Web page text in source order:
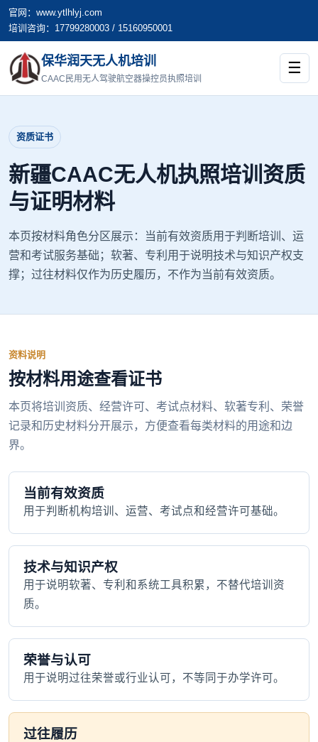
官网：www.ytlhlyj.com
培训咨询：17799280003 / 15160950001
保华润天无人机培训
CAAC民用无人驾驶航空器操控员执照培训
☰
资质证书
新疆CAAC无人机执照培训资质
与证明材料
本页按材料角色分区展示：当前有效资质用于判断培训、运
营和考试服务基础；软著、专利用于说明技术与知识产权支
撑；过往材料仅作为历史履历，不作为当前有效资质。
资料说明
按材料用途查看证书
本页将培训资质、经营许可、考试点材料、软著专利、荣誉
记录和历史材料分开展示，方便查看每类材料的用途和边
界。
当前有效资质
用于判断机构培训、运营、考试点和经营许可基础。
技术与知识产权
用于说明软著、专利和系统工具积累，不替代培训资
质。
荣誉与认可
用于说明过往荣誉或行业认可，不等同于办学许可。
过往履历